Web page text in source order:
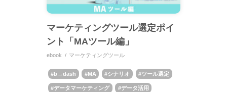
マーケティングツール選定ポイ
ント「MAツール編」
ebook マーケティングツール
b→dash MA シナリオ ツール選定
データマーケティング データ活用